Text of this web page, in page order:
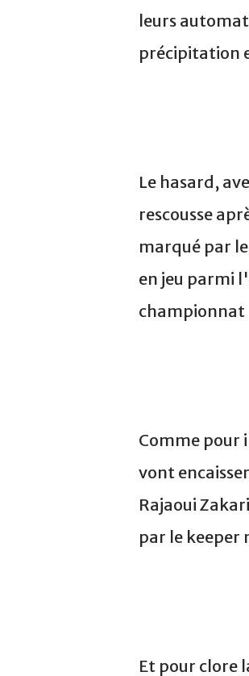
leurs
précipitation
Le hasard,
rescousse
marqué par
en jeu parmi
Comme pour
vont
Rajaoui
par le keeper
Et pour clore